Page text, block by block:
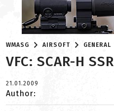
WMASG AIRSOFT GENERAL
VFC: SCAR-H SSR
21.01.2009
Author: